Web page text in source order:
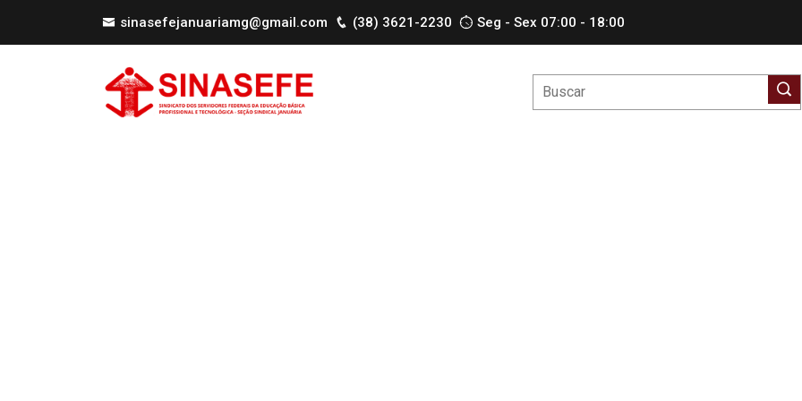
sinasefejanuariamg@gmail.com (38) 3621-2230 Seg - Sex 07:00 - 18:00